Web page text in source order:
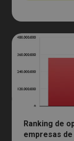
Ranking de
empresas